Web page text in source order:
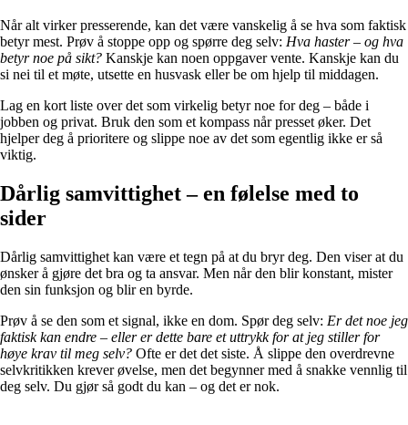
Når alt virker presserende, kan det være vanskelig å se hva som faktisk
betyr mest. Prøv å stoppe opp og spørre deg selv: Hva haster – og hva
betyr noe på sikt? Kanskje kan noen oppgaver vente. Kanskje kan du
si nei til et møte, utsette en husvask eller be om hjelp til middagen.
Lag en kort liste over det som virkelig betyr noe for deg – både i
jobben og privat. Bruk den som et kompass når presset øker. Det
hjelper deg å prioritere og slippe noe av det som egentlig ikke er så
viktig.
Dårlig samvittighet – en følelse med to
sider
Dårlig samvittighet kan være et tegn på at du bryr deg. Den viser at du
ønsker å gjøre det bra og ta ansvar. Men når den blir konstant, mister
den sin funksjon og blir en byrde.
Prøv å se den som et signal, ikke en dom. Spør deg selv: Er det noe jeg
faktisk kan endre – eller er dette bare et uttrykk for at jeg stiller for
høye krav til meg selv? Ofte er det det siste. Å slippe den overdrevne
selvkritikken krever øvelse, men det begynner med å snakke vennlig til
deg selv. Du gjør så godt du kan – og det er nok.